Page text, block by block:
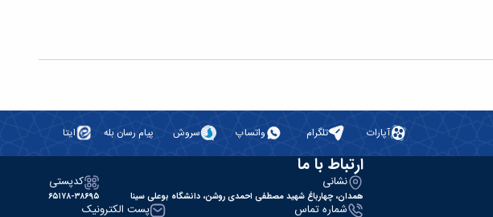
آپارات تلگرام واتساپ سروش پیام رسان بله ایتا
ارتباط با ما
نشانی
همدان، چهارباغ شهید مصطفی احمدی روشن، دانشگاه بوعلی سینا
کدپستی
۶۵۱۷۸-۳۸۶۹۵
شماره تماس پست الکترونیک